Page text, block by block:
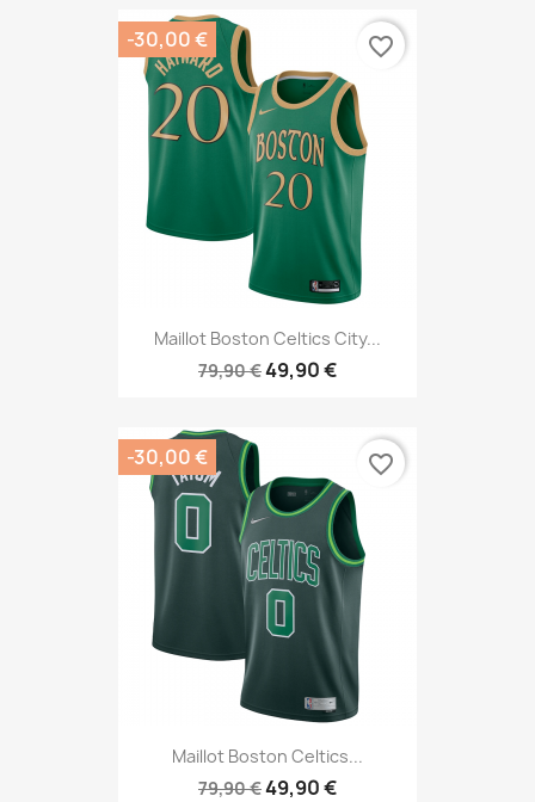
Maillot Boston Celtics City...
79,90 €49,90 €
-30,00 € favorite_border
Maillot Boston Celtics...
79,90 €49,90 €
-30,00 € favorite_border